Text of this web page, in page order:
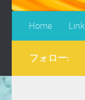
Home Link
フォロー:
有